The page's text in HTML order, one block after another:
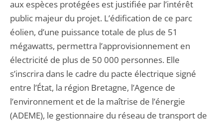
aux espèces protégées est justifiée par l’intérêt
public majeur du projet. L’édification de ce parc
éolien, d’une puissance totale de plus de 51
mégawatts, permettra l’approvisionnement en
électricité de plus de 50 000 personnes. Elle
s’inscrira dans le cadre du pacte électrique signé
entre l’État, la région Bretagne, l’Agence de
l’environnement et de la maîtrise de l’énergie
(ADEME), le gestionnaire du réseau de transport de